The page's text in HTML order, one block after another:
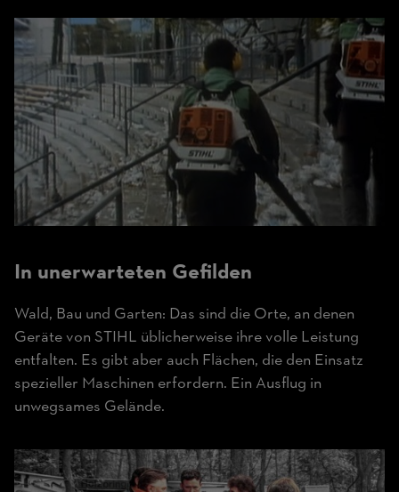
In unerwarteten Gefilden
Wald, Bau und Garten: Das sind die Orte, an denen
Geräte von STIHL üblicherweise ihre volle Leistung
entfalten. Es gibt aber auch Flächen, die den Einsatz
spezieller Maschinen erfordern. Ein Ausflug in
unwegsames Gelände.